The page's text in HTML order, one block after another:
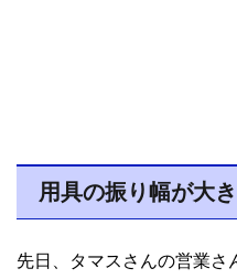
用具の振り幅が大
先日、タマスさんの営業さ